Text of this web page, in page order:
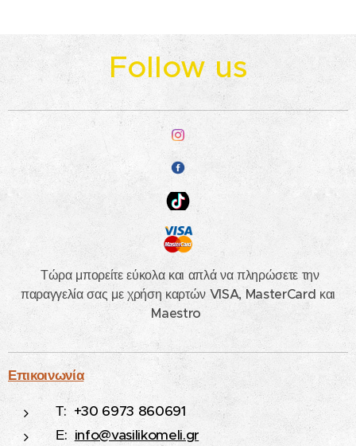
Follow us
Τώρα μπορείτε εύκολα και απλά να πληρώσετε την
παραγγελία σας με χρήση καρτών VISA, MasterCard και
Maestro
Επικοινωνία
Τ: +30 6973 860691
Ε: info@vasilikomeli.gr